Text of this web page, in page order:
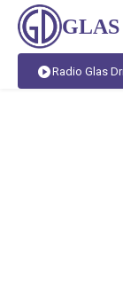
Radio Glas